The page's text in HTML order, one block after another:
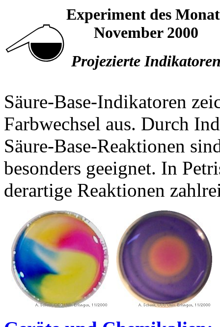
Experiment des
November 2000
Projezierte
Säure-Base-Indikatoren
Farbwechsel aus. Durch
Säure-Base-Reaktionen
besonders geeignet. In
derartige Reaktionen